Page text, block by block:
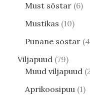
Must sõstar 6
Mustikas 10
Punane sõstar 4
Viljapuud 79
Muud viljapuud
Aprikoosipuu 1